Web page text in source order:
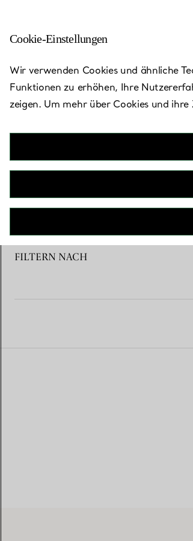
Zurück zu „Store finden“
FILTERN NACH
Cookie-Einstellungen
Wir verwenden Cookies und ähnliche
Funktionen zu erhöhen, Ihre
zeigen. Um mehr über Cookies und